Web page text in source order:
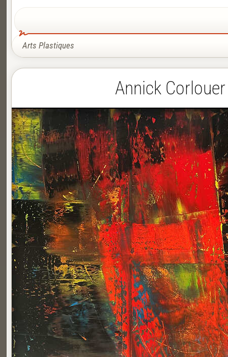
Arts Plastiques
Annick